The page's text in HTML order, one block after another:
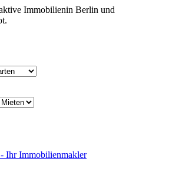
Immobilienin Berlin und